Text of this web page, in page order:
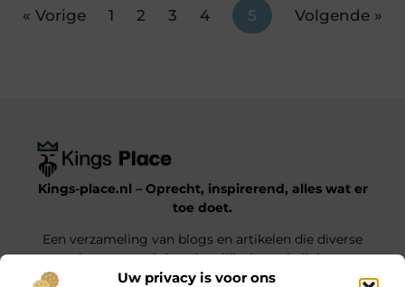
Uw privacy is voor ons
« Vorige 1 2 3 4 5 Volgende »
Kings-place.nl – Oprecht, inspirerend, alles wat er
toe doet.
Een verzameling van blogs en artikelen die diverse
onderwerpen uit het dagelijks leven belichten.